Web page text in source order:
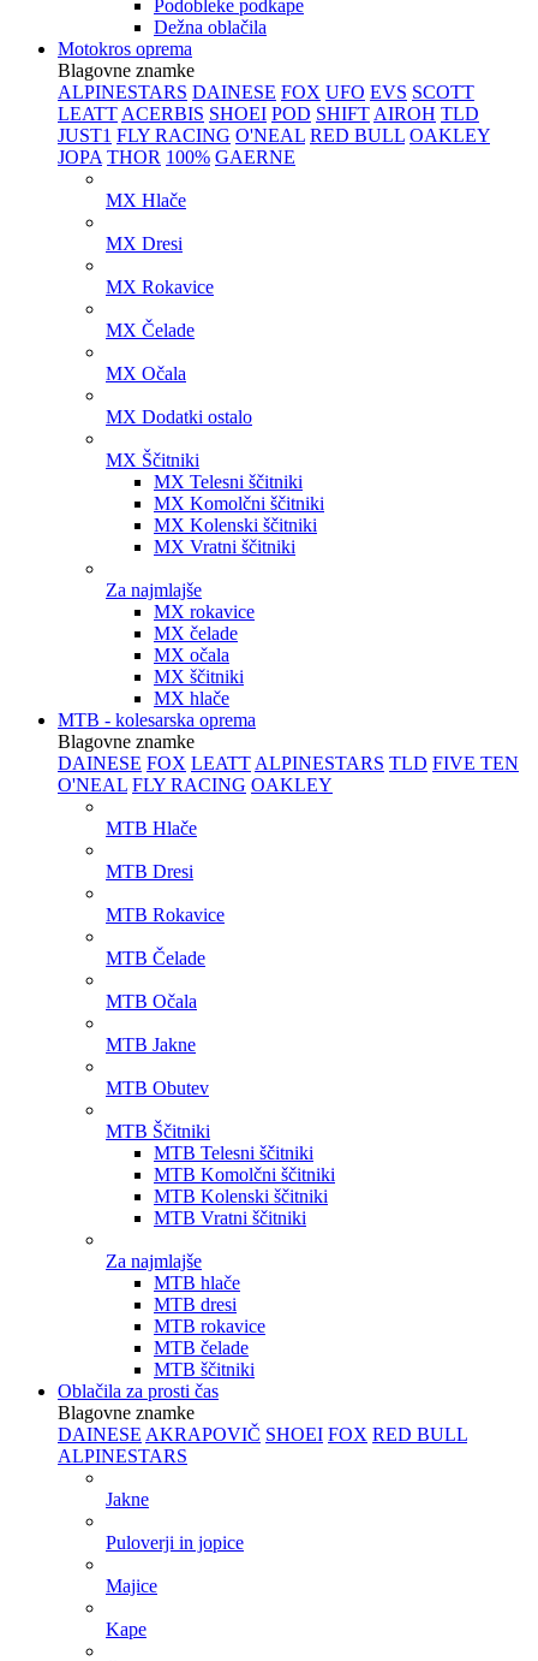
Podobleke podkape
Dežna oblačila
Motokros oprema
Blagovne znamke
ALPINESTARS DAINESE FOX UFO EVS SCOTT
LEATT ACERBIS SHOEI POD SHIFT AIROH TLD
JUST1 FLY RACING O'NEAL RED BULL OAKLEY
JOPA THOR 100% GAERNE
MX Hlače
MX Dresi
MX Rokavice
MX Čelade
MX Očala
MX Dodatki ostalo
MX Ščitniki
MX Telesni ščitniki
MX Komolčni ščitniki
MX Kolenski ščitniki
MX Vratni ščitniki
Za najmlajše
MX rokavice
MX čelade
MX očala
MX ščitniki
MX hlače
MTB - kolesarska oprema
Blagovne znamke
DAINESE FOX LEATT ALPINESTARS TLD FIVE TEN
O'NEAL FLY RACING OAKLEY
MTB Hlače
MTB Dresi
MTB Rokavice
MTB Čelade
MTB Očala
MTB Jakne
MTB Obutev
MTB Ščitniki
MTB Telesni ščitniki
MTB Komolčni ščitniki
MTB Kolenski ščitniki
MTB Vratni ščitniki
Za najmlajše
MTB hlače
MTB dresi
MTB rokavice
MTB čelade
MTB ščitniki
Oblačila za prosti čas
Blagovne znamke
DAINESE AKRAPOVIČ SHOEI FOX RED BULL
ALPINESTARS
Jakne
Puloverji in jopice
Majice
Kape